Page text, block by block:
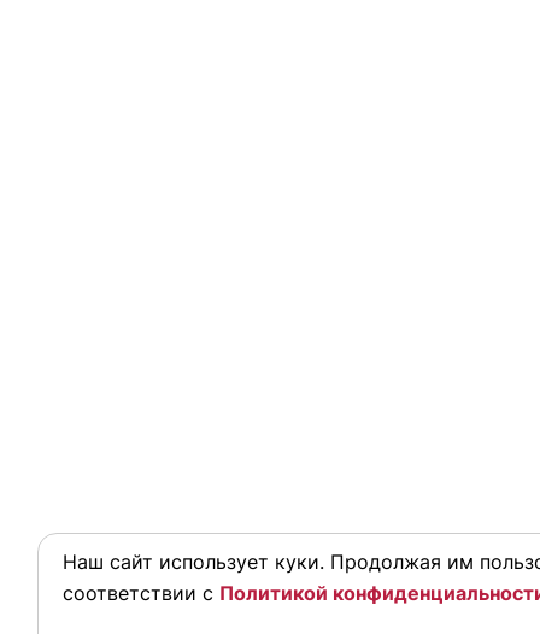
Наш сайт использует куки. Продолжая им
соответствии с Политикой